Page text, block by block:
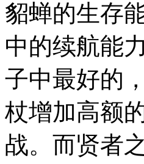
貂蝉的生存
中的续航能
子中最好的
杖增加高额
战。而贤者